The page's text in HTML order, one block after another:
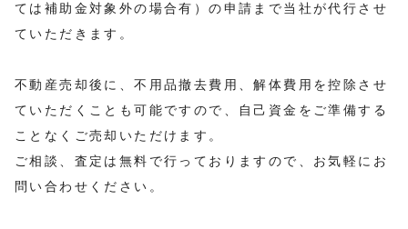
ては補助金対象外の場合有）の申請まで当社が代行させ
ていただきます。
不動産売却後に、不用品撤去費用、解体費用を控除させ
ていただくことも可能ですので、自己資金をご準備する
ことなくご売却いただけます。
ご相談、査定は無料で行っておりますので、お気軽にお
問い合わせください。